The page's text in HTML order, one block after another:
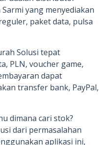
yang menyediakan
paket data, pulsa
Solusi tepat
PLN, voucher game,
dapat
transfer bank, PayPal,
dimana cari stok?
dari permasalahan
aplikasi ini,